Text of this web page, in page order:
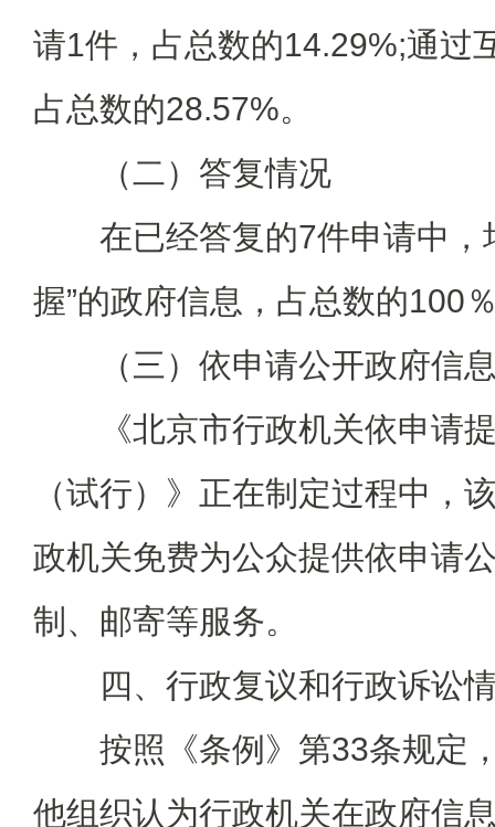
请1件，占总数的14.29%;通过
占总数的28.57%。
（二）答复情况
在已经答复的7件申请中，
握”的政府信息，占总数的100
（三）依申请公开政府信息
《北京市行政机关依申请提
（试行）》正在制定过程中，
政机关免费为公众提供依申请
制、邮寄等服务。
四、行政复议和行政诉讼
按照《条例》第33条规定
他组织认为行政机关在政府信